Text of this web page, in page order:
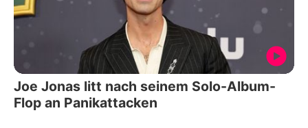
Joe Jonas litt nach seinem Solo-Album-
Flop an Panikattacken